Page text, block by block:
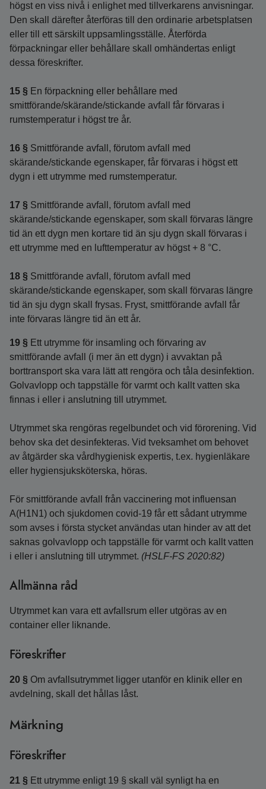
högst en viss nivå i enlighet med tillverkarens anvisningar.
Den skall därefter återföras till den ordinarie arbetsplatsen
eller till ett särskilt uppsamlingsställe. Återförda
förpackningar eller behållare skall omhändertas enligt
dessa föreskrifter.
15 § En förpackning eller behållare med
smittförande/skärande/stickande avfall får förvaras i
rumstemperatur i högst tre år.
16 § Smittförande avfall, förutom avfall med
skärande/stickande egenskaper, får förvaras i högst ett
dygn i ett utrymme med rumstemperatur.
17 § Smittförande avfall, förutom avfall med
skärande/stickande egenskaper, som skall förvaras längre
tid än ett dygn men kortare tid än sju dygn skall förvaras i
ett utrymme med en lufttemperatur av högst + 8 °C.
18 § Smittförande avfall, förutom avfall med
skärande/stickande egenskaper, som skall förvaras längre
tid än sju dygn skall frysas. Fryst, smittförande avfall får
inte förvaras längre tid än ett år.
19 § Ett utrymme för insamling och förvaring av
smittförande avfall (i mer än ett dygn) i avvaktan på
borttransport ska vara lätt att rengöra och tåla desinfektion.
Golvavlopp och tappställe för varmt och kallt vatten ska
finnas i eller i anslutning till utrymmet.
Utrymmet ska rengöras regelbundet och vid förorening. Vid
behov ska det desinfekteras. Vid tveksamhet om behovet
av åtgärder ska vårdhygienisk expertis, t.ex. hygienläkare
eller hygiensjuksköterska, höras.
För smittförande avfall från vaccinering mot influensan
A(H1N1) och sjukdomen covid-19 får ett sådant utrymme
som avses i första stycket användas utan hinder av att det
saknas golvavlopp och tappställe för varmt och kallt vatten
i eller i anslutning till utrymmet. (HSLF-FS 2020:82)
Allmänna råd
Utrymmet kan vara ett avfallsrum eller utgöras av en
container eller liknande.
Föreskrifter
20 § Om avfallsutrymmet ligger utanför en klinik eller en
avdelning, skall det hållas låst.
Märkning
Föreskrifter
21 § Ett utrymme enligt 19 § skall väl synligt ha en